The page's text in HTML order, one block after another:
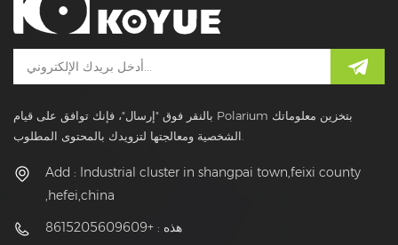
بالنقر فوق "إرسال"، فإنك توافق على قيام Polarium بتخزين معلوماتك
Add : Industrial cluster in shangpai town,feixi county
,hefei,china
هذه : +8615205609609